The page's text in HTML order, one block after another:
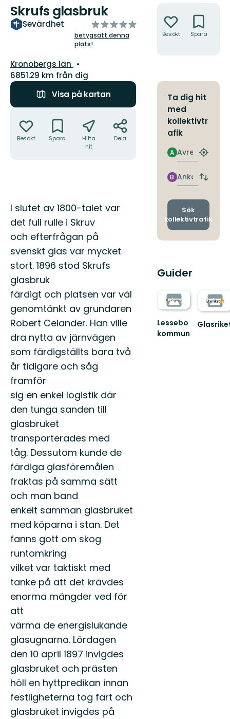
Skrufs glasbruk
Sevärdhet
av
5
stjärnor
betygsätt denna
plats!
Län:
Kronobergs län
6851.29 km från dig
Visa på kartan
Besökt Spara
Hitta
hit
Dela
Beskrivning
I slutet av 1800-talet var
det full rulle i Skruv
och efterfrågan på
svenskt glas var mycket
stort. 1896 stod Skrufs
glasbruk
färdigt och platsen var väl
genomtänkt av grundaren
Robert Celander. Han ville
dra nytta av järnvägen
som färdigställts bara två
år tidigare och såg
framför
sig en enkel logistik där
den tunga sanden till
glasbruket
transporterades med
tåg. Dessutom kunde de
färdiga glasföremålen
fraktas på samma sätt
och man band
enkelt samman glasbruket
med köparna i stan. Det
fanns gott om skog
runtomkring
vilket var taktiskt med
tanke på att det krävdes
enorma mängder ved för
att
värma de energislukande
glasugnarna. Lördagen
den 10 april 1897 invigdes
glasbruket och prästen
höll en hyttpredikan innan
festligheterna tog fart och
glasbruket invigdes på
Besökt Spara
Ta dig hit
med
kollektivtr
afik
Avresa
A
Hitta
Ankomst
B
Byt
och
Sök
kollektivtrafik
Guider
Lessebo
kommun